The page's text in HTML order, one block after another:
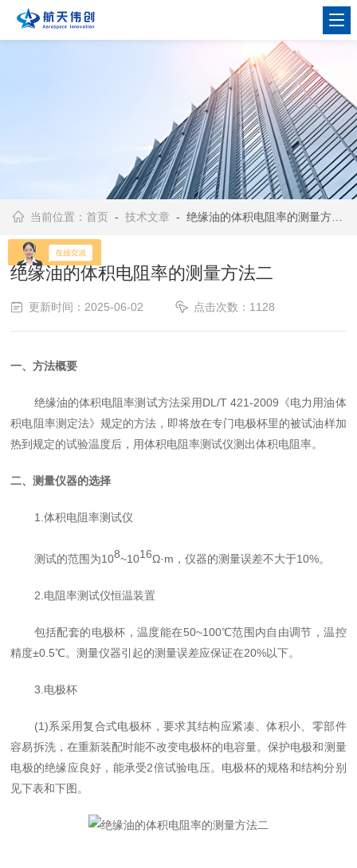
当前位置：首页 -技术文章 - 绝缘油的体积电阻率的测量方法二
绝缘油的体积电阻率的测量方法二
更新时间：2025-06-02 点击次数：1128
一、方法概要
绝缘油的体积电阻率测试方法采用DL/T 421-2009 《电力用油体
积电阻率测定法》规定的方法，即将放在专门电极杯里的被试油样加
热到规定的试验温度后，用体积电阻率测试仪测出体积电阻率。
二、测量仪器的选择
1.体积电阻率测试仪
测试的范围为108~1016Ω·m，仪器的测量误差不大于10%。
2.电阻率测试仪恒温装置
包括配套的电极杯，温度能在50~100℃范围内自由调节，温控
精度±0.5℃。测量仪器引起的测量误差应保证在20%以下。
3.电极杯
(1)系采用复合式电极杯，要求其结构应紧凑、体积小、零部件
容易拆洗，在重新装配时能不改变电极杯的电容量。保护电极和测量
电极的绝缘应良好，能承受2倍试验电压。 电极杯的规格和结构分别
见下表和下图。